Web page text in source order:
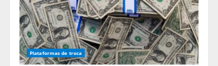
Plataformas de troca